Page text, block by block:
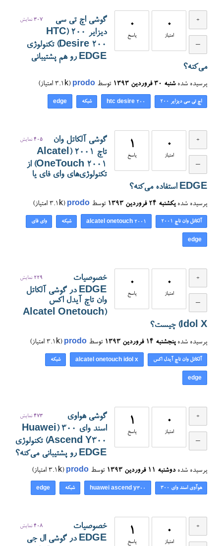
0
امتیاز
0
پاسخ
307 نمایش
گوشی اچ تی سی
دیزایر ۲۰۰ (HTC
Desire 200) تکنولوژی
EDGE رو هم پشتیبانی
می‌کنه؟
پرسیده شده شنبه ۳۰ فروردین ۱۳۹۳ توسط prodo
(
3.1k امتیاز)
اچ تی سی دیزایر ۲۰۰ htc desire 200 شبکه edge
0
امتیاز
1
پاسخ
405 نمایش
گوشی آلکاتل وان
تاچ ۲۰۰۱ (Alcatel
OneTouch 2001) از
تکنولوژی‌های وای فای یا
EDGE استفاده می‌کنه؟
پرسیده شده یکشنبه ۲۴ فروردین ۱۳۹۳ توسط prodo
(
3.1k امتیاز)
آلکاتل وان تاچ ۲۰۰۱ alcatel onetouch 2001 شبکه وای فای
edge
0
امتیاز
0
پاسخ
229 نمایش
خصوصیات
EDGE در گوشی آلکاتل
وان تاچ آیدل اکس
(Alcatel Onetouch
Idol X) چیست؟
پرسیده شده پنجشنبه ۱۴ فروردین ۱۳۹۳ توسط prodo
(
3.1k امتیاز)
آلکاتل وان تاچ آیدل اکس alcatel onetouch idol x شبکه
edge
0
امتیاز
1
پاسخ
473 نمایش
گوشی هواوی
اسند وای ۳۰۰ (Huawei
Ascend Y300) تکنولوژی
EDGE رو پشتیبانی می‌کنه؟
پرسیده شده دوشنبه ۱۱ فروردین ۱۳۹۳ توسط prodo
(
3.1k امتیاز)
هوآوی اسند وای ۳۰۰ huawei ascend y300 شبکه edge
0
امتیاز
1
پاسخ
408 نمایش
خصوصیات
EDGE در گوشی ال جی